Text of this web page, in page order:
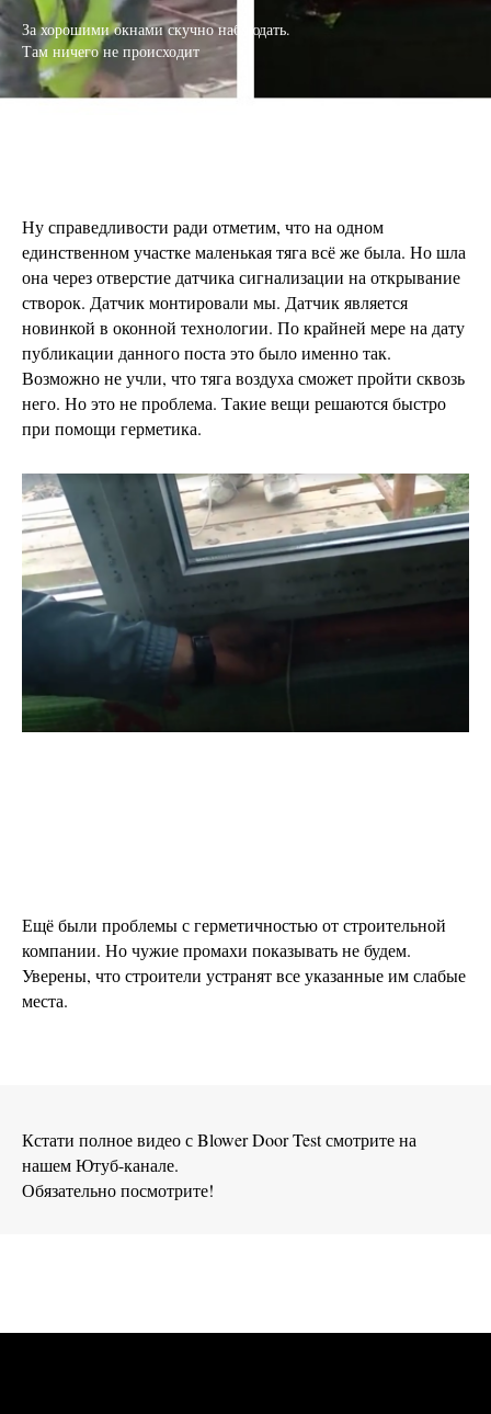
За хорошими окнами скучно наблюдать.
Там ничего не происходит
Ну справедливости ради отметим, что на одном
единственном участке маленькая тяга всё же была. Но шла
она через отверстие датчика сигнализации на открывание
створок. Датчик монтировали мы. Датчик является
новинкой в оконной технологии. По крайней мере на дату
публикации данного поста это было именно так.
Возможно не учли, что тяга воздуха сможет пройти сквозь
него. Но это не проблема. Такие вещи решаются быстро
при помощи герметика.
Ещё были проблемы с герметичностью от строительной
компании. Но чужие промахи показывать не будем.
Уверены, что строители устранят все указанные им слабые
места.
Кстати полное видео с Blower Door Test смотрите на
нашем Ютуб-канале.
Обязательно посмотрите!